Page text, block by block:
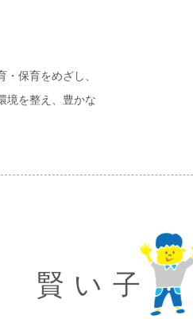
保育をめざし、
境を整え、豊かな
賢い子